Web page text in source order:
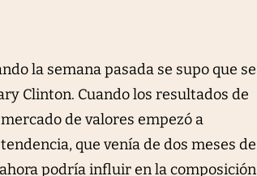
la semana pasada se supo que se
Clinton. Cuando los resultados de
de valores empezó a
que venía de dos meses de
podría influir en la composición